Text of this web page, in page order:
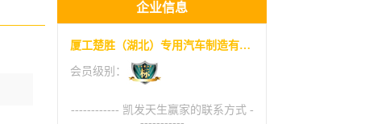
企业信息
厦工楚胜（湖北）专用汽车制造有限公司
会员级别：
------------ 凯发天生赢家的联系方式 -